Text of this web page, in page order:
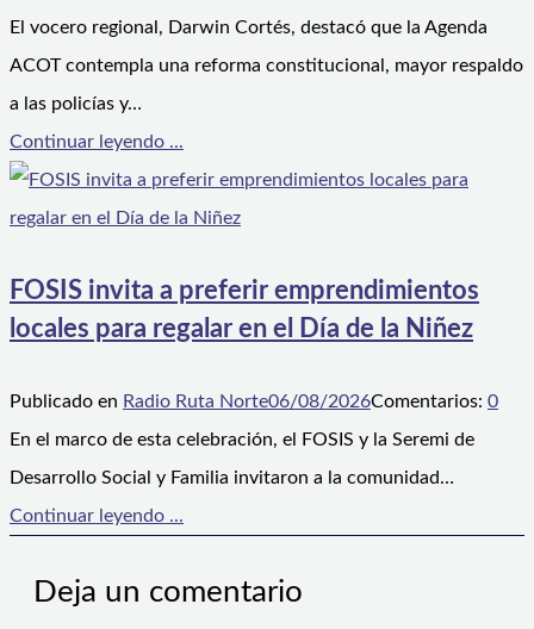
El vocero regional, Darwin Cortés, destacó que la Agenda
ACOT contempla una reforma constitucional, mayor respaldo
a las policías y…
Continuar leyendo ...
FOSIS invita a preferir emprendimientos
locales para regalar en el Día de la Niñez
Publicado en Radio Ruta Norte06/08/2026Comentarios: 0
En el marco de esta celebración, el FOSIS y la Seremi de
Desarrollo Social y Familia invitaron a la comunidad…
Continuar leyendo ...
Deja un comentario